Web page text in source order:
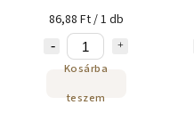
86,88 Ft / 1 db
Kosárba
teszem